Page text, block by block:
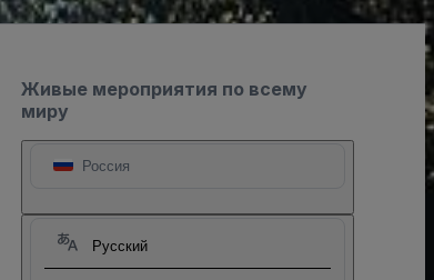
Живые мероприятия по всему
миру
Россия
Русский